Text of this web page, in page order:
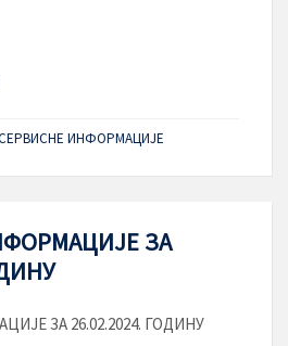
ИНФОРМАЦИЈЕ
ЗА
ЗА 26.02.2024. ГОДИНУ